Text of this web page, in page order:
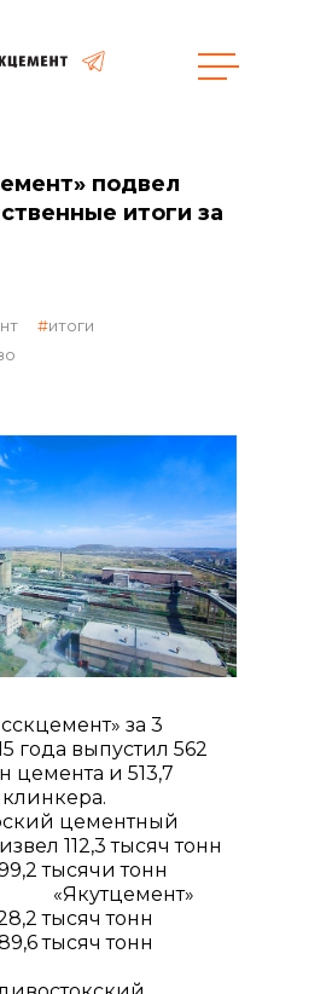
закупки
неликвидов
закупок
подвел
итоги за
итоги
за 3
года выпустил 562
цемента и 513,7
клинкера.
цементный
112,3 тысяч тонн
тысячи тонн
«Якутцемент»
тысяч тонн
тысяч тонн